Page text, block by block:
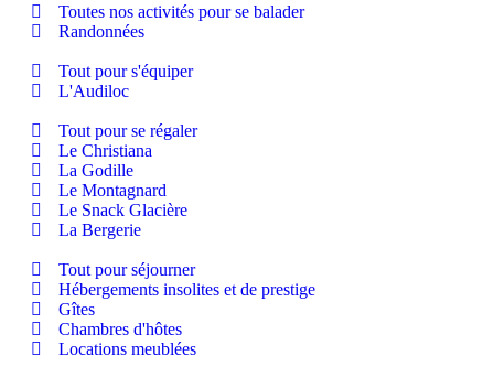
Toutes nos activités pour se balader
Randonnées
Tout pour s'équiper
L'Audiloc
Tout pour se régaler
Le Christiana
La Godille
Le Montagnard
Le Snack Glacière
La Bergerie
Tout pour séjourner
Hébergements insolites et de prestige
Gîtes
Chambres d'hôtes
Locations meublées